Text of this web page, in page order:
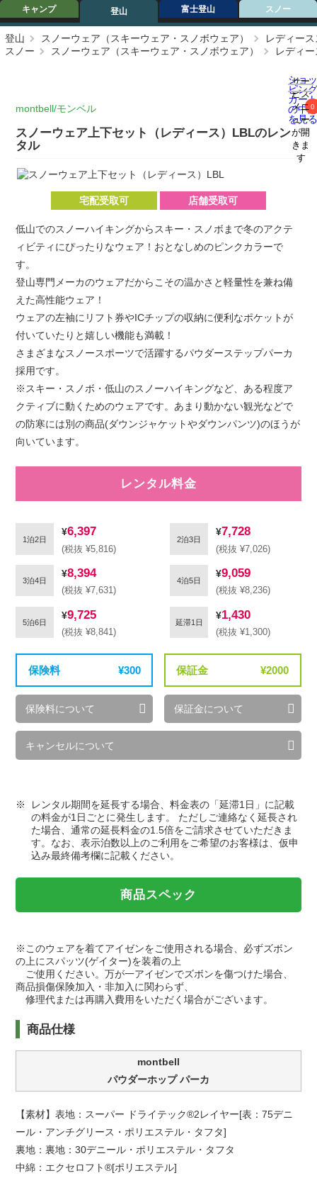
キャンプ 登山 富士登山 スノー
登山 スノーウェア（スキーウェア・スノボウェア）
レディー
スノー
スノーウェア（スキーウェア・スノボウェア） レディ
ショ
ピン
カー
の中
を見
0
サー
ビス
メニ
ュー
が開
きま
す
montbell/モンベル
スノーウェア上下セット（レディース）LBLのレン
タル
宅配受取可 店舗受取可
低山でのスノーハイキングからスキー・スノボまで冬のアクテ
ィビティにぴったりなウェア！おとなしめのピンクカラーで
す。
登山専門メーカのウェアだからこその温かさと軽量性を兼ね備
えた高性能ウェア！
ウェアの左袖にリフト券やICチップの収納に便利なポケットが
付いていたりと嬉しい機能も満載！
さまざまなスノースポーツで活躍するパウダーステップパーカ
採用です。
※スキー・スノボ・低山のスノーハイキングなど、ある程度ア
クティブに動くためのウェアです。あまり動かない観光などで
の防寒には別の商品(ダウンジャケットやダウンパンツ)のほうが
向いています。
レンタル料金
1泊2日
6,397
(税抜 ¥5,816)
2泊3日
7,728
(税抜 ¥7,026)
3泊4日
8,394
(税抜 ¥7,631)
4泊5日
9,059
(税抜 ¥8,236)
5泊6日
9,725
(税抜 ¥8,841)
延滞1日
1,430
(税抜 ¥1,300)
保険料 300
保険料について
保証金 2000
保証金について
キャンセルについて
レンタル期間を延長する場合、料金表の「延滞1日」に記載
の料金が1日ごとに発生します。 ただしご連絡なく延長され
た場合、通常の延長料金の1.5倍をご請求させていただきま
す。なお、表示泊数以上のご利用をご希望のお客様は、仮申
込み最終備考欄に記載ください。
商品スペック
※このウェアを着てアイゼンをご使用される場合、必ずズボン
の上にスパッツ(ゲイター)を装着の上
ご使用ください。万が一アイゼンでズボンを傷つけた場合、
商品損傷保険加入・非加入に関わらず、
修理代または再購入費用をいただく場合がございます。
商品仕様
montbell
パウダーホップ パーカ
【素材】表地：スーパー ドライテック®2レイヤー[表：75デニ
ール・アンチグリース・ポリエステル・タフタ]
裏地：裏地：30デニール・ポリエステル・タフタ
中綿：エクセロフト®[ポリエステル]